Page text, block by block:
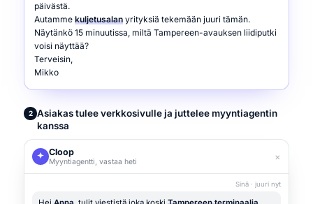
päivästä.
Autamme kuljetusalan yrityksiä tekemään juuri tämän.
Näytänkö 15 minuutissa, miltä Tampereen-avauksen liidiputki
voisi näyttää?
Terveisin,
Mikko
2 Asiakas tulee verkkosivulle ja juttelee myyntiagentin
kanssa
Cloop
Myyntiagentti, vastaa heti ×
Sinä · juuri nyt